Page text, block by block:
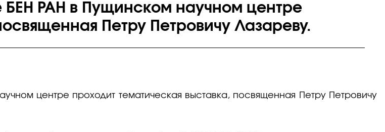
БЕН РАН в Пущинском научном центре
Петру Петровичу Лазареву.
центре проходит тематическая выставка, посвященная Петру Петровичу